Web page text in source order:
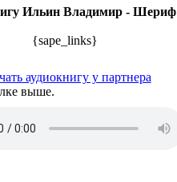
Ильин Владимир - Шериф
{sape_links}
аудиокнигу у партнера
выше.